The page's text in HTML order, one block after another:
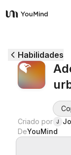
YouMind
Casos de Uso
Habilidades
Prompts
Habilidades
Criado por
J
DeYouMind